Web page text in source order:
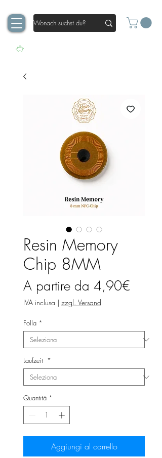
Resin Memory
Chip 8MM
A partire da 4,90€
IVA inclusa | zzgl. Versand
Folla *
Laufzeit *
Quantità *
Aggiungi al carrello